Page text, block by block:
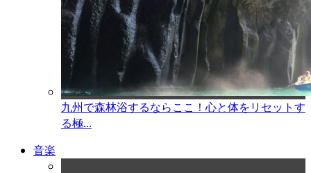
九州で森林浴するならここ！心と体をリセットす
る極...
音楽